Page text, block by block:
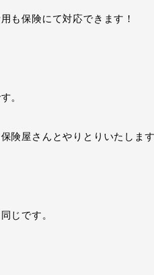
も保険にて対応できます！
。
険屋さんとやりとりいたしま
じです。